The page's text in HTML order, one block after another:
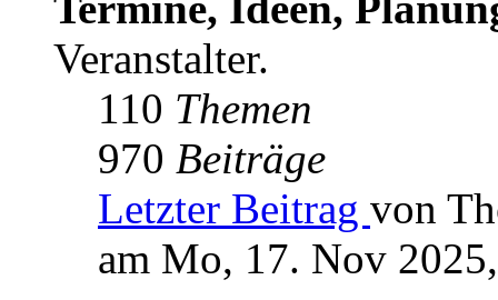
Veranstalter.
110 Themen
970 Beiträge
Letzter Beitrag von
am Mo, 17. Nov